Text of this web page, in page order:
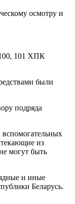
осмотру и
100, 101 ХПК
были
подряда
из
могут быть
и иные
Беларусь.